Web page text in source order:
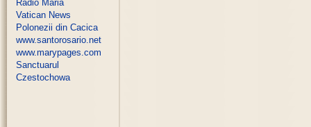
Radio Maria
Vatican News
Polonezii din Cacica
www.santorosario.net
www.marypages.com
Sanctuarul
Czestochowa